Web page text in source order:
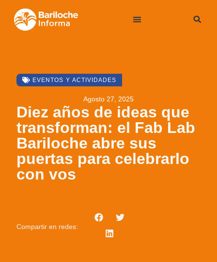
EVENTOS Y ACTIVIDADES
Agosto 27, 2025
Diez años de ideas que
transforman: el Fab Lab
Bariloche abre sus
puertas para celebrarlo
con vos
Compartir en redes: